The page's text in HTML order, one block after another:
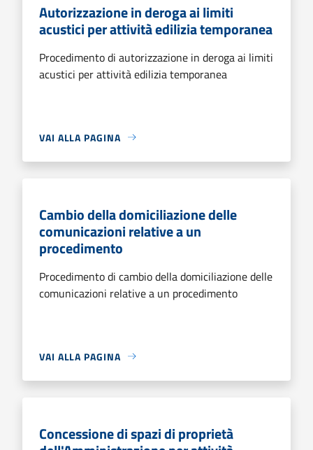
Autorizzazione in deroga ai limiti
acustici per attività edilizia temporanea
Procedimento di autorizzazione in deroga ai limiti
acustici per attività edilizia temporanea
VAI ALLA PAGINA
Cambio della domiciliazione delle
comunicazioni relative a un
procedimento
Procedimento di cambio della domiciliazione delle
comunicazioni relative a un procedimento
VAI ALLA PAGINA
Concessione di spazi di proprietà